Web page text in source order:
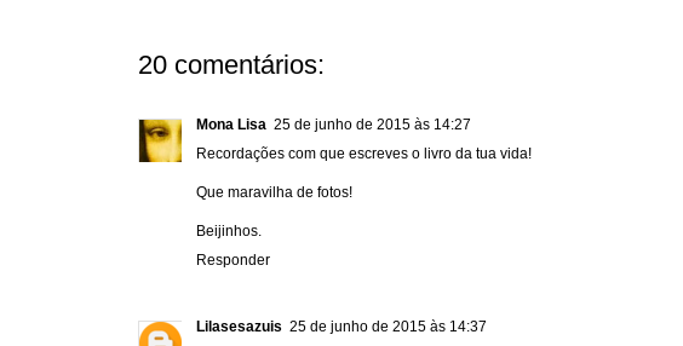
20 comentários:
Mona Lisa 25 de junho de 2015 às 14:27
Recordações com que escreves o livro da tua vida!
Que maravilha de fotos!
Beijinhos.
Responder
Lilasesazuis 25 de junho de 2015 às 14:37